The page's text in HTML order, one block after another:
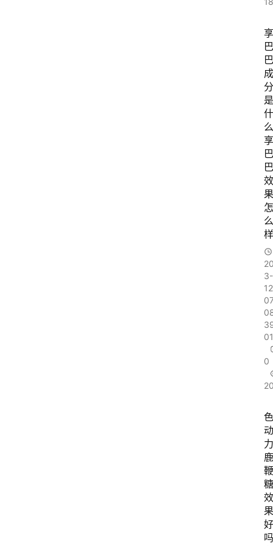
享
巴
巴
成
分
是
什
享
巴
巴
效
果
怎
么
样
3-
01
0
色
动
力
鹿
鞭
糖
效
果
好